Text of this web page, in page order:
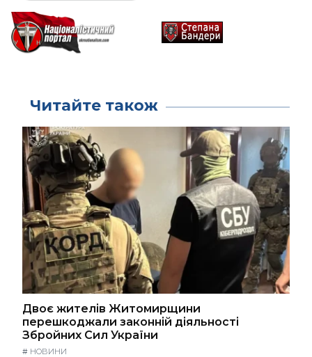
Читайте також
Двоє жителів Житомирщини
перешкоджали законній діяльності
Збройних Сил України
# НОВИНИ